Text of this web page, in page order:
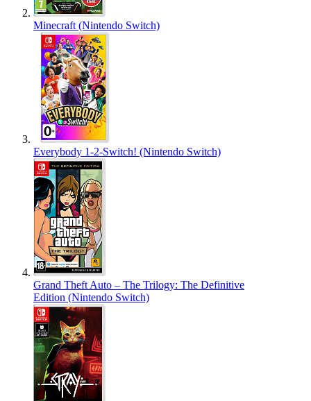
Minecraft (Nintendo Switch)
Everybody 1-2-Switch! (Nintendo Switch)
Grand Theft Auto – The Trilogy: The Definitive
Edition (Nintendo Switch)